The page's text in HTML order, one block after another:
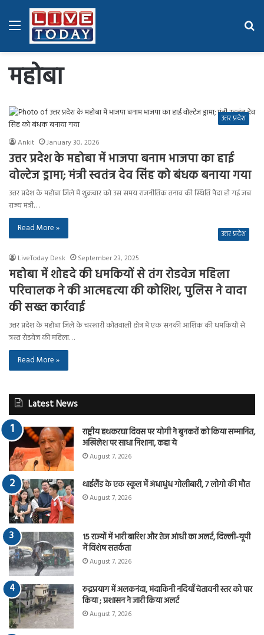
Menu
महोबा
उत्तर प्रदेश
Ankit January 30, 2026
उत्तर प्रदेश के महोबा में भाजपा बनाम भाजपा का हाई
वोल्टेज ड्रामा; मंत्री स्वतंत्र देव सिंह को बंधक बनाया गया
उत्तर प्रदेश के महोबा जिले में शुक्रवार को उस समय राजनीतिक तनाव की स्थिति पैदा हो गई जब
राज्य मंत्री…
Read More »
उत्तर प्रदेश
LiveToday Desk September 23, 2025
महोबा में शोहदे की धमकियों से तंग रोडवेज महिला
परिचालक ने की आत्महत्या की कोशिश, पुलिस ने वादा
की सख्त कार्रवाई
उत्तर प्रदेश के महोबा जिले के चरखारी कोतवाली क्षेत्र में एक सनकी आशिक की धमकियों से
त्रस्त रोडवेज की महिला…
Read More »
Latest News
राष्ट्रीय हथकरघा दिवस पर योगी ने बुनकरों को किया सम्मानित,
अखिलेश पर साधा निशाना, कहा ये
August 7, 2026
थाईलैंड के एक स्कूल में अंधाधुंध गोलीबारी, 7 लोगो की मौत
August 7, 2026
15 राज्यों में भारी बारिश और तेज आंधी का अलर्ट, दिल्ली-यूपी
में विशेष सतर्कता
August 7, 2026
रुद्रप्रयाग में अलकनंदा, मंदाकिनी नदियाँ चेतावनी स्तर को पार
किया ; प्रशासन ने जारी किया अलर्ट
August 7, 2026